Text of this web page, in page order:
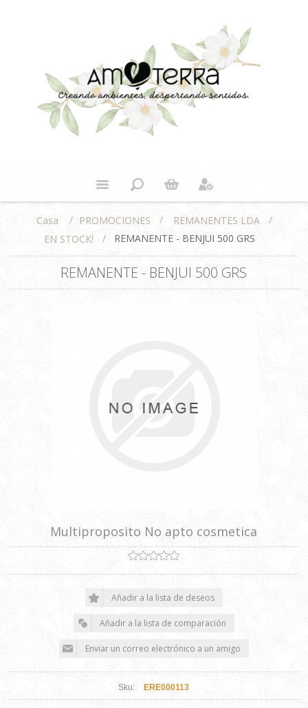
Casa / PROMOCIONES / REMANENTES LDA
/
EN STOCK!
/ REMANENTE - BENJUI 500 GRS
REMANENTE - BENJUI 500 GRS
Multiproposito No apto cosmetica
Sku: ERE000113